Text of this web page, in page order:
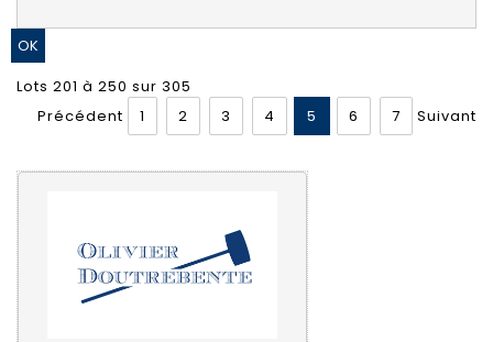
Lots 201 à 250 sur 305
Précédent
1 2 3 4 5 6 7 Suivant